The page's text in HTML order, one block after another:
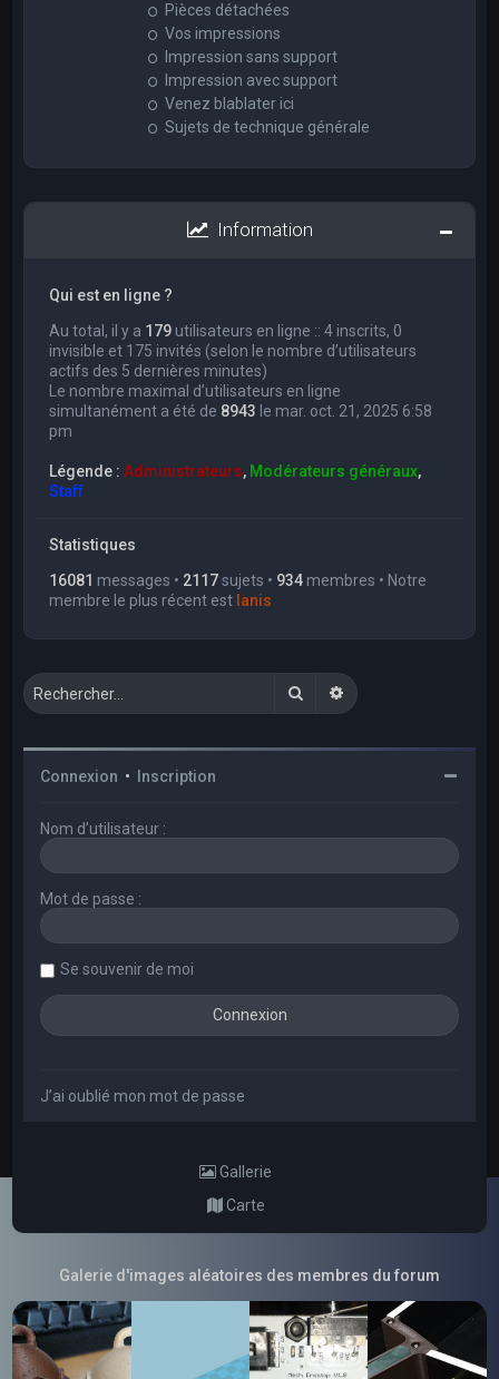
Pièces détachées
Vos impressions
Impression sans support
Impression avec support
Venez blablater ici
Sujets de technique générale
Information
Qui est en ligne ?
Au total, il y a 179 utilisateurs en ligne :: 4 inscrits, 0
invisible et 175 invités (selon le nombre d’utilisateurs
actifs des 5 dernières minutes)
Le nombre maximal d’utilisateurs en ligne
simultanément a été de 8943 le mar. oct. 21, 2025 6:58
pm
Légende :Administrateurs, Modérateurs généraux,
Staff
Statistiques
16081 messages • 2117sujets • 934 membres • Notre
membre le plus récent est Ianis
RechercherRecherche avancée
Connexion • Inscription
Nom d’utilisateur :
Mot de passe :
Se souvenir de moi
J’ai oublié mon mot de passe
Gallerie
Carte
Galerie d'images aléatoires des membres du forum